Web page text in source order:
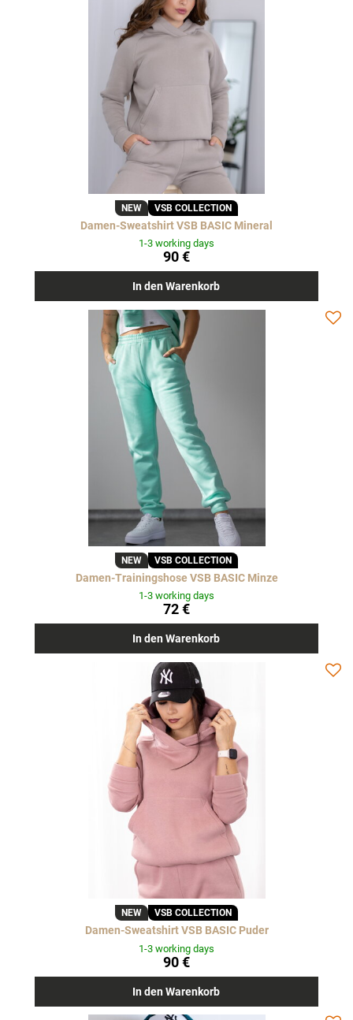
NEW VSB COLLECTION
Damen-Sweatshirt VSB BASIC Mineral
1-3 working days
90 €
In den Warenkorb
NEW VSB COLLECTION
Damen-Trainingshose VSB BASIC Minze
1-3 working days
72 €
In den Warenkorb
NEW VSB COLLECTION
Damen-Sweatshirt VSB BASIC Puder
1-3 working days
90 €
In den Warenkorb